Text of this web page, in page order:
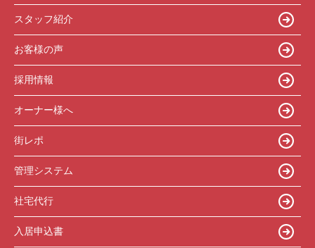
スタッフ紹介
お客様の声
採用情報
オーナー様へ
街レポ
管理システム
社宅代行
入居申込書